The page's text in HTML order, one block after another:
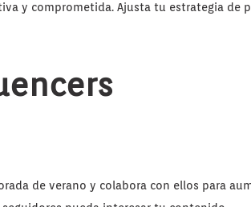
y comprometida. Ajusta tu estrategia de
de verano y colabora con ellos para